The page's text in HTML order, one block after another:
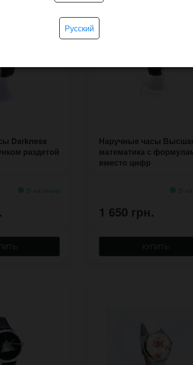
Darkness
раздетой
В наличии
Наручные часы
математика с
вместо цифр
В
1 650 грн.
КУПИТЬ
Русский